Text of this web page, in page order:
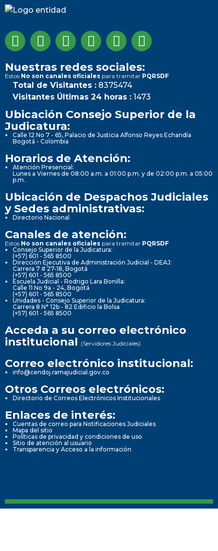
Nuestras redes sociales:
Estos No son canales oficiales para tramitar PQRSDF
Total de Visitantes : 8375474
Visitantes Últimas 24 horas : 1473
Ubicación Consejo Superior de la
Judicatura:
Calle 12 No 7 - 65, Palacio de Justicia Alfonso Reyes Echandía
Bogotá - Colombia
Horarios de Atención:
Atención Presencial:
Lunes a Viernes de 08:00 a.m. a 01:00 p.m. y de 02:00 p.m. a 05:00
p.m.
Ubicación de Despachos Judiciales
y Sedes administrativas:
Directorio Nacional
Canales de atención:
Estos No son canales oficiales para tramitar PQRSDF
Consejo Superior de la Judicatura:
(+57) 601 - 565 8500
Dirección Ejecutiva de Administración Judicial - DEAJ:
Carrera 7 # 27-18, Bogotá
(+57) 601 - 565 8500
Escuela Judicial - Rodrigo Lara Bonilla:
Calle 11 No 9a - 24, Bogotá
(+57) 601 - 565 8500
Unidades - Consejo Superior de la Judicatura:
Carrera 8 N° 12b - 82 Edificio la Bolsa
(+57) 601 - 565 8500
Acceda a su correo electrónico
institucional (Servidores Judiciales)
Correo electrónico institucional:
info@cendoj.ramajudicial.gov.co
Otros Correos electrónicos:
Directorio de Correos Electrónicos Institucionales
Enlaces de interés:
Cuentas de correo para Notificaciones Judiciales
Mapa del sitio
Políticas de privacidad y condiciones de uso
Sitio de atención al usuario
Transparencia y Acceso a la información